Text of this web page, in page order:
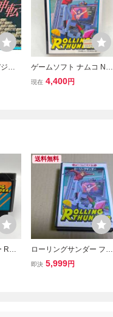
タ
ゲームソフト ナムコ NA
MCO ファミリ-コンピュ
現在 4,400円
送料無料
ローリングサンダー ファ
ミコン
即決 5,999円